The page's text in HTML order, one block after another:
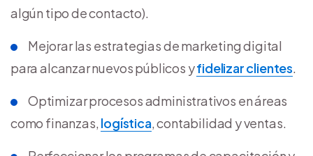
algún tipo de contacto).
Mejorar las estrategias de marketing digital
para alcanzar nuevos públicos yfidelizar clientes.
Optimizar procesos administrativos en áreas
como finanzas, logística, contabilidad y ventas.